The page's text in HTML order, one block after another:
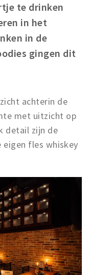
te drinken
in het
in de
gingen dit
achterin de
met uitzicht op
detail zijn de
eigen fles whiskey